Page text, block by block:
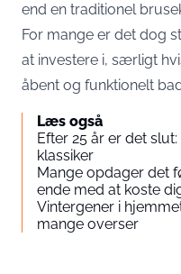
end en traditionel
For mange er det dog
at investere i, særligt
åbent og funktionelt
Læs også
Efter 25 år er det
klassiker
Mange opdager det
ende med at koste
Vintergener i
mange overser